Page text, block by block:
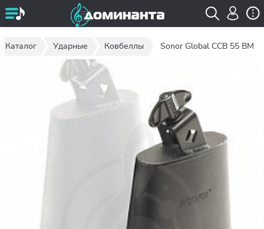
Каталог Ударные Ковбеллы Sonor Global CCB 55 BM